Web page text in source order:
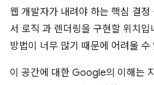
웹 개발자가 내려야 하는 핵심 결정
서 로직 과 렌더링을 구현할 위치
방법이 너무 많기 때문에 어려울 수
이 공간에 대한 Google의 이해는